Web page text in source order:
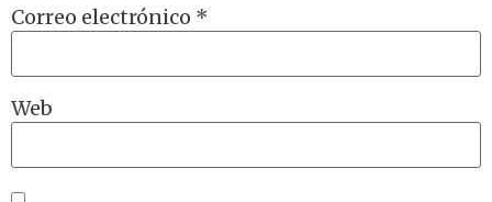
Correo electrónico *
Web